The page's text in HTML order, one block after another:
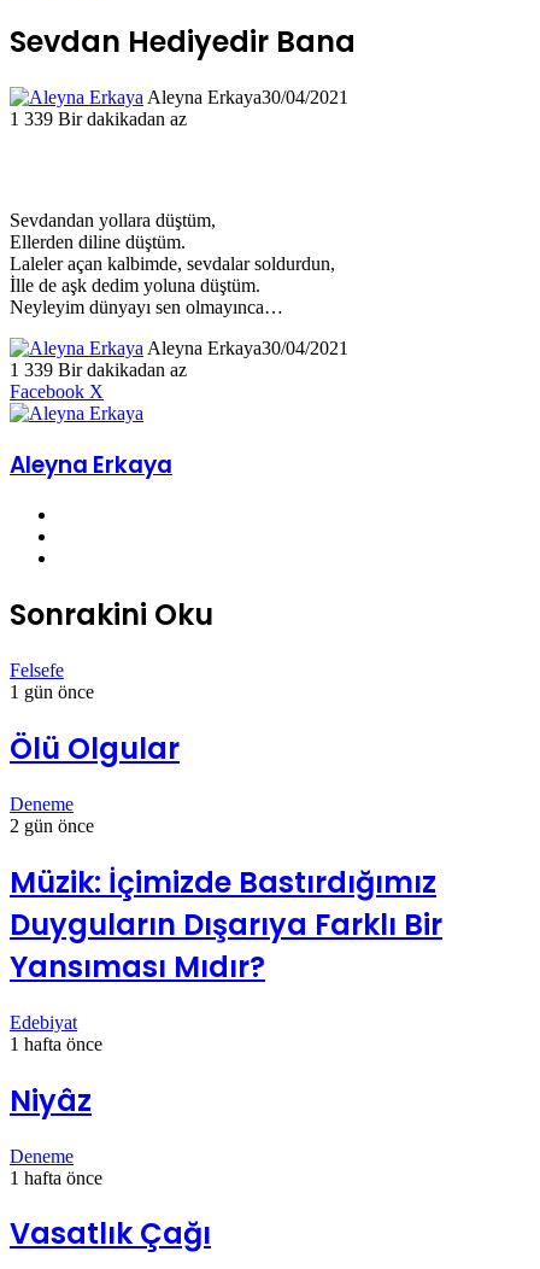
Sevdan Hediyedir Bana
Aleyna Erkaya30/04/2021
1 339 Bir dakikadan az
Sevdandan yollara düştüm,
Ellerden diline düştüm.
Laleler açan kalbimde, sevdalar soldurdun,
İlle de aşk dedim yoluna düştüm.
Neyleyim dünyayı sen olmayınca…
Aleyna Erkaya30/04/2021
1 339 Bir dakikadan az
Facebook X
Posta
paylaş
Aleyna Erkaya
Sonrakini Oku
Felsefe
1 gün önce
Ölü Olgular
Deneme
2 gün önce
Müzik: İçimizde Bastırdığımız
Duyguların Dışarıya Farklı Bir
Yansıması Mıdır?
Edebiyat
1 hafta önce
Niyâz
Deneme
1 hafta önce
Vasatlık Çağı